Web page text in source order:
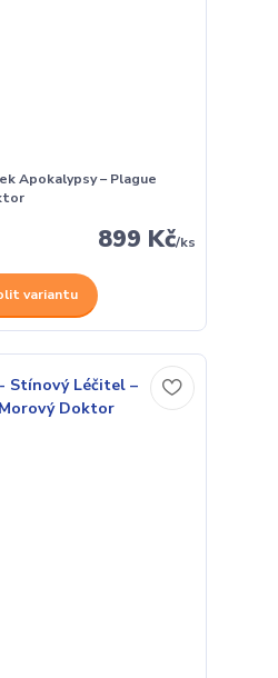
Apokalypsy – Plague
899 Kč/ks
variantu